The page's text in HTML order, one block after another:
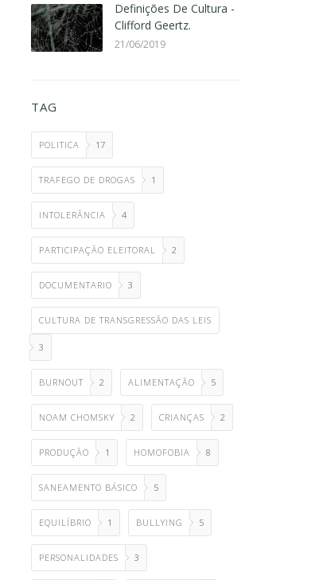
Definições De Cultura -
Clifford Geertz.
21/06/2019
TAG
POLITICA 17
TRAFEGO DE DROGAS 1
INTOLERÂNCIA 4
PARTICIPAÇÃO ELEITORAL 2
DOCUMENTARIO 3
CULTURA DE TRANSGRESSÃO DAS LEIS
3
BURNOUT 2 ALIMENTAÇÃO 5
NOAM CHOMSKY 2 CRIANÇAS 2
PRODUÇÃO 1 HOMOFOBIA 8
SANEAMENTO BÁSICO 5
EQUILÍBRIO 1 BULLYING 5
PERSONALIDADES 3